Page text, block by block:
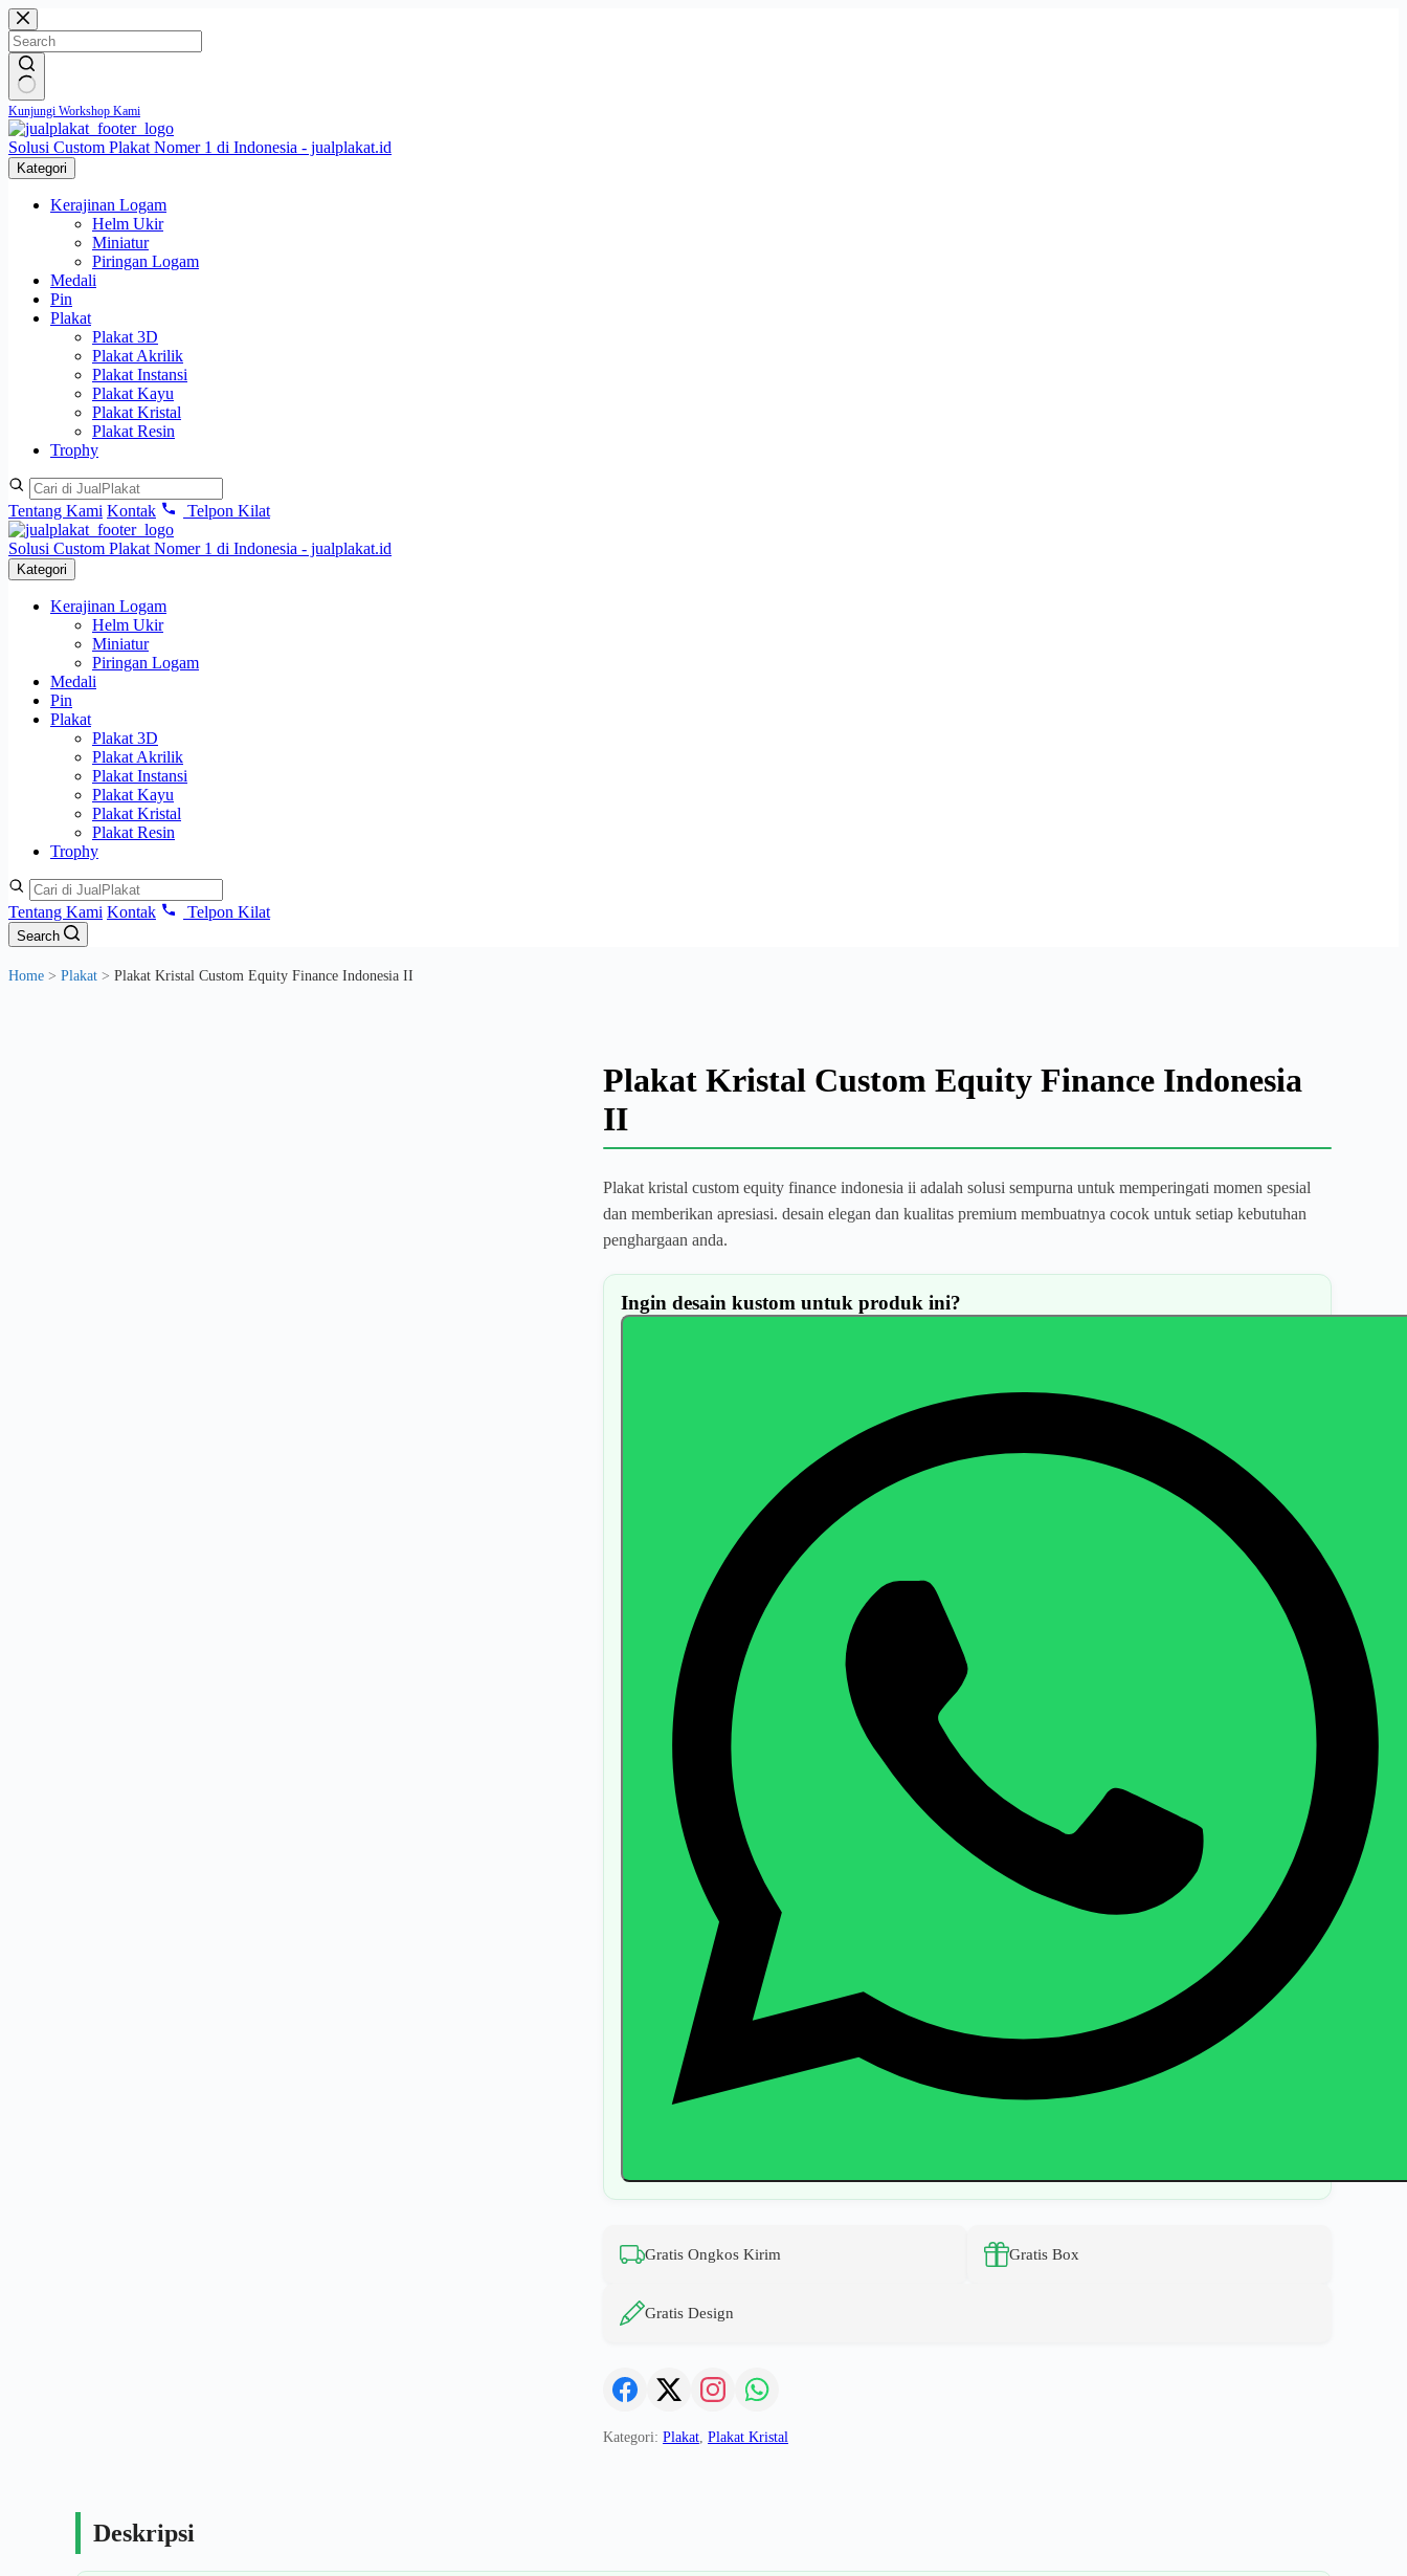
Skip
to
content
No
results
Kunjungi Workshop Kami
Solusi Custom Plakat Nomer 1 di Indonesia - jualplakat.id
Kategori
Kerajinan Logam
Helm Ukir
Miniatur
Piringan Logam
Medali
Pin
Plakat
Plakat 3D
Plakat Akrilik
Plakat Instansi
Plakat Kayu
Plakat Kristal
Plakat Resin
Trophy
Tentang Kami Kontak Telpon Kilat
Solusi Custom Plakat Nomer 1 di Indonesia - jualplakat.id
Kategori
Kerajinan Logam
Helm Ukir
Miniatur
Piringan Logam
Medali
Pin
Plakat
Plakat 3D
Plakat Akrilik
Plakat Instansi
Plakat Kayu
Plakat Kristal
Plakat Resin
Trophy
Tentang Kami Kontak Telpon Kilat
Search
Home > Plakat > Plakat Kristal Custom Equity Finance Indonesia II
Plakat Kristal Custom Equity Finance Indonesia
II
Plakat kristal custom equity finance indonesia ii adalah solusi sempurna untuk memperingati momen spesial
dan memberikan apresiasi. desain elegan dan kualitas premium membuatnya cocok untuk setiap kebutuhan
penghargaan anda.
Ingin desain kustom untuk produk ini?
Gratis Ongkos Kirim Gratis Box
Gratis Design
Kategori: Plakat, Plakat Kristal
Deskripsi